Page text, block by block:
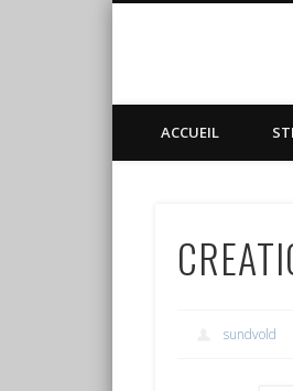
ACCUEIL
sundvold